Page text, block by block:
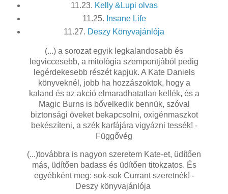
11.23. Kelly &Lupi olvas
11.25. Insane Life
11.27. Deszy Könyvajánlója
(...) a sorozat egyik legkalandosabb és
legviccesebb, a mitológia szempontjából pedig
legérdekesebb részét kapjuk. A Kate Daniels
könyveknél, jobb ha hozzászoktok, hogy a
kaland és az akció elmaradhatatlan kellék, és a
Magic Burns is bővelkedik bennük, szóval
biztonsági öveket bekapcsolni, oxigénmaszkot
bekészíteni, a szék karfájára vigyázni tessék! -
Függővég
(...)továbbra is nagyon szeretem Kate-et, üdítően
más, üdítően badass és üdítően titokzatos. És
egyébként meg: sok-sok Currant szeretnék! -
Deszy könyvajánlója